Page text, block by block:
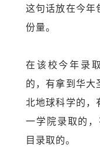
这句话放在今年
份量。
在该校今年录
的，有拿到华大
北地球科学的，
一学院录取的
目录取的。